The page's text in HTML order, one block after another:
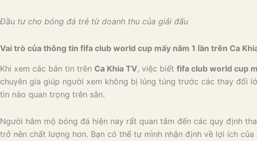
Đầu tư cho bóng đá trẻ từ doanh thu của giải đấu
Vai trò của thông tin fifa club world cup mấy năm 1 lần trên Ca
Khi xem các bản tin trên Ca Khia TV, việc biết fifa club world cup
chuyên gia giúp người xem không bị lúng túng trước các thay đổi
tin nào quan trọng trên sân.
Người hâm mộ bóng đá hiện nay rất quan tâm đến các quy định
trở nên chất lượng hơn. Bạn có thể tự mình nhận định về lợi ích